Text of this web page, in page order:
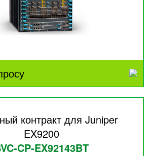
контракт для Juniper
EX9200
CP-EX92143BT